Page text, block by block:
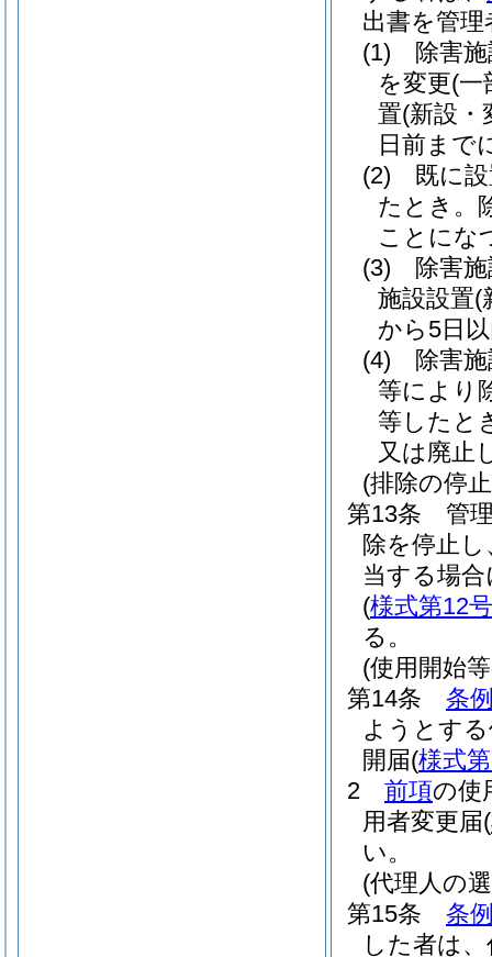
出書を管
(1)
除害
を変更(一
置(新設・
日前まで
(2)
既に
たとき。
ことにな
(3)
除害
施設設置(
から5日
(4)
除害
等により
等したと
又は廃止
(排除の停
第13条
管
除を停止
当する場
(様式第12号
る。
(使用開始
第14条
条
ようとす
開届(様式
2
前項の使
用者変更届(
い。
(代理人の
第15条
条
した者は